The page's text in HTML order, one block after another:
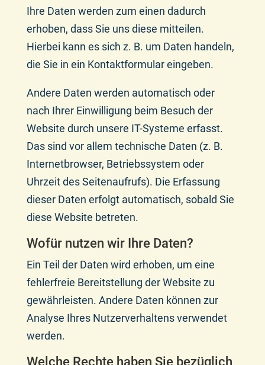
Ihre Daten werden zum einen dadurch
erhoben, dass Sie uns diese mitteilen.
Hierbei kann es sich z. B. um Daten handeln,
die Sie in ein Kontaktformular eingeben.
Andere Daten werden automatisch oder
nach Ihrer Einwilligung beim Besuch der
Website durch unsere IT-Systeme erfasst.
Das sind vor allem technische Daten (z. B.
Internetbrowser, Betriebssystem oder
Uhrzeit des Seitenaufrufs). Die Erfassung
dieser Daten erfolgt automatisch, sobald Sie
diese Website betreten.
Wofür nutzen wir Ihre Daten?
Ein Teil der Daten wird erhoben, um eine
fehlerfreie Bereitstellung der Website zu
gewährleisten. Andere Daten können zur
Analyse Ihres Nutzerverhaltens verwendet
werden.
Welche Rechte haben Sie bezüglich